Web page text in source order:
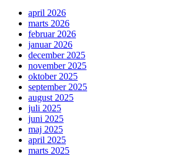
april 2026
marts 2026
februar 2026
januar 2026
december 2025
november 2025
oktober 2025
september 2025
august 2025
juli 2025
juni 2025
maj 2025
april 2025
marts 2025